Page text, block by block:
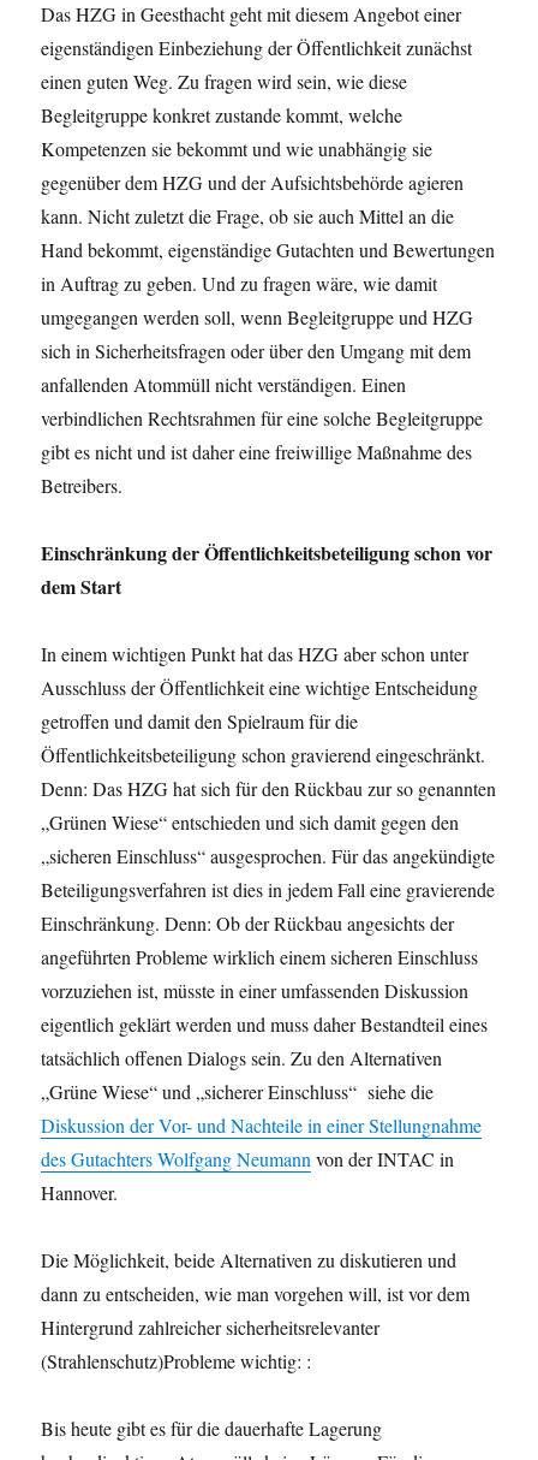
Das HZG in Geesthacht geht mit diesem Angebot einer
eigenständigen Einbeziehung der Öffentlichkeit zunächst
einen guten Weg. Zu fragen wird sein, wie diese
Begleitgruppe konkret zustande kommt, welche
Kompetenzen sie bekommt und wie unabhängig sie
gegenüber dem HZG und der Aufsichtsbehörde agieren
kann. Nicht zuletzt die Frage, ob sie auch Mittel an die
Hand bekommt, eigenständige Gutachten und Bewertungen
in Auftrag zu geben. Und zu fragen wäre, wie damit
umgegangen werden soll, wenn Begleitgruppe und HZG
sich in Sicherheitsfragen oder über den Umgang mit dem
anfallenden Atommüll nicht verständigen. Einen
verbindlichen Rechtsrahmen für eine solche Begleitgruppe
gibt es nicht und ist daher eine freiwillige Maßnahme des
Betreibers.
Einschränkung der Öffentlichkeitsbeteiligung schon vor
dem Start
In einem wichtigen Punkt hat das HZG aber schon unter
Ausschluss der Öffentlichkeit eine wichtige Entscheidung
getroffen und damit den Spielraum für die
Öffentlichkeitsbeteiligung schon gravierend eingeschränkt.
Denn: Das HZG hat sich für den Rückbau zur so genannten
„Grünen Wiese“ entschieden und sich damit gegen den
„sicheren Einschluss“ ausgesprochen. Für das angekündigte
Beteiligungsverfahren ist dies in jedem Fall eine gravierende
Einschränkung. Denn: Ob der Rückbau angesichts der
angeführten Probleme wirklich einem sicheren Einschluss
vorzuziehen ist, müsste in einer umfassenden Diskussion
eigentlich geklärt werden und muss daher Bestandteil eines
tatsächlich offenen Dialogs sein. Zu den Alternativen
„Grüne Wiese“ und „sicherer Einschluss“ siehe die
Diskussion der Vor- und Nachteile in einer Stellungnahme
des Gutachters Wolfgang Neumannvon der INTAC in
Hannover.
Die Möglichkeit, beide Alternativen zu diskutieren und
dann zu entscheiden, wie man vorgehen will, ist vor dem
Hintergrund zahlreicher sicherheitsrelevanter
(Strahlenschutz)Probleme wichtig: :
Bis heute gibt es für die dauerhafte Lagerung